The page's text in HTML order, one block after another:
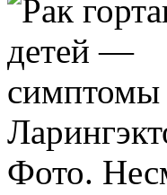
Фото.